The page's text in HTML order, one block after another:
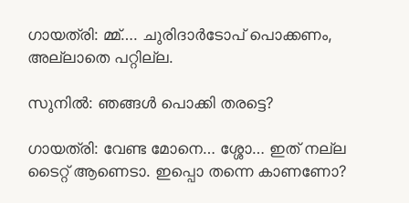
ഗായത്രി: മ്മ്…. ചുരിദാർടോപ് പൊക്കണം,
അല്ലാതെ പറ്റില്ല.
സുനിൽ: ഞങ്ങൾ പൊക്കി തരട്ടെ?
ഗായത്രി: വേണ്ട മോനെ… ശ്ശോ… ഇത് നല്ല
ടൈറ്റ് ആണെടാ. ഇപ്പൊ തന്നെ കാണണോ?